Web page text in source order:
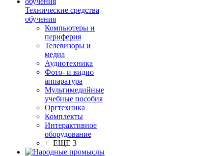
Технические средства
обучения
Компьютеры и
периферия
Телевизоры и
медиа
Аудиотехника
Фото- и видио
аппаратура
Мультимедийные
учебные пособия
Оргтехника
Комплекты
Интерактивное
оборудование
+ ЕЩЕ 3